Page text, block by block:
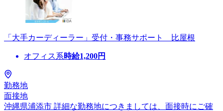
「大手カーディーラー」受付・事務サポート 比屋根
オフィス系時給1,200円
勤務地
面接地
沖縄県浦添市 詳細な勤務地につきましては、面接時にご確